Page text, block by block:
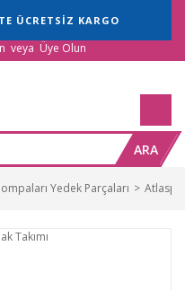
ÜCRETSİZ KARGO
veya Üye Olun
ARA
Yedek Parçaları